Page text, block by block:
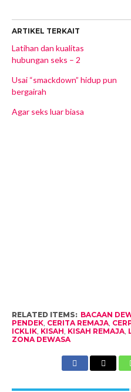
ARTIKEL TERKAIT
Latihan dan kualitas
hubungan seks – 2
Usai “smackdown” hidup pun
bergairah
Agar seks luar biasa
RELATED ITEMS: BACAAN
PENDEK, CERITA REMAJA,
ICKLIK, KISAH, KISAH REMAJA,
ZONA DEWASA